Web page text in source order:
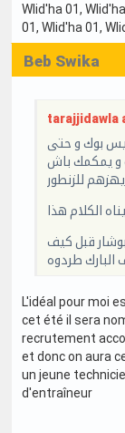
Wlid'ha 01,
01, Wlid'ha 01,
Beb Swika
tarajjidawla
بوك و حتى
و يمكمك باش
للزنطور
الكلام هذا
قبل كيف
البارك طردوه
L'idéal pour moi
cet été il sera
recrutement
et donc on aura
un jeune
d'entraîneur